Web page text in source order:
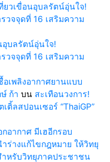
ยวเขื่อนอุบลรัตน์อุ่นใจ!
จจุดที่ 16 เสริมความ
อุบลรัตน์อุ่นใจ!
จจุดที่ 16 เสริมความ
อเพลิงอากาศยานแบบ
ก้า บน สะเทือนวงการ!
ติ้ลสปอนเซอร์ “ThaiGP”
อากาศ มีเฮอีกรอบ
ร่างแก้ไขกฎหมาย ให้วิทยุ
หรับวิทยุภาคประชาชน